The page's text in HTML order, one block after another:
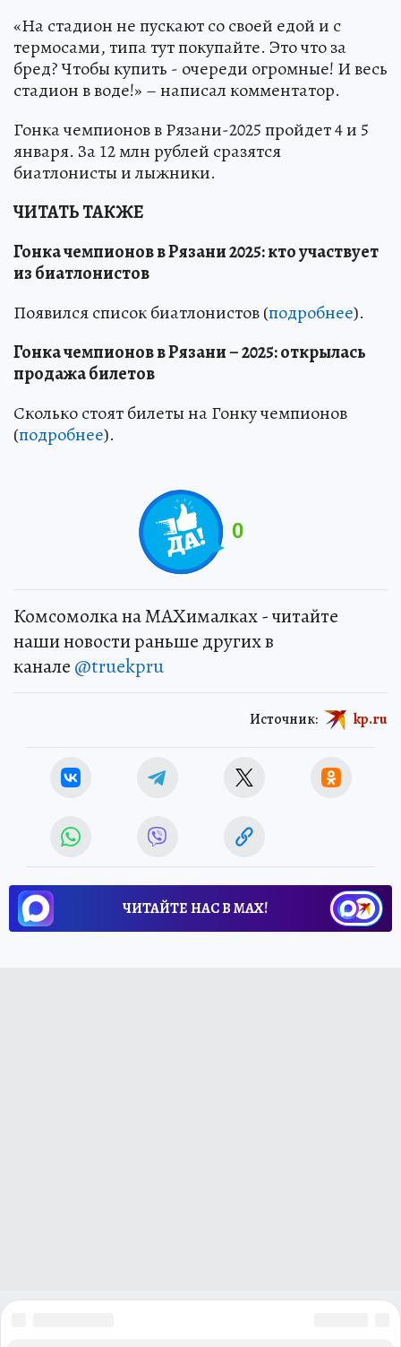
«На стадион не пускают со своей едой и с
термосами, типа тут покупайте. Это что за
бред? Чтобы купить - очереди огромные! И весь
стадион в воде!» – написал комментатор.
Гонка чемпионов в Рязани-2025 пройдет 4 и 5
января. За 12 млн рублей сразятся
биатлонисты и лыжники.
ЧИТАТЬ ТАКЖЕ
Гонка чемпионов в Рязани 2025: кто участвует
из биатлонистов
Появился список биатлонистов (подробнее).
Гонка чемпионов в Рязани – 2025: открылась
продажа билетов
Сколько стоят билеты на Гонку чемпионов
(подробнее).
0
Комсомолка на MAXималках - читайте
наши новости раньше других в
канале @truekpru
Источник: kp.ru
ЧИТАЙТЕ НАС В МАХ!